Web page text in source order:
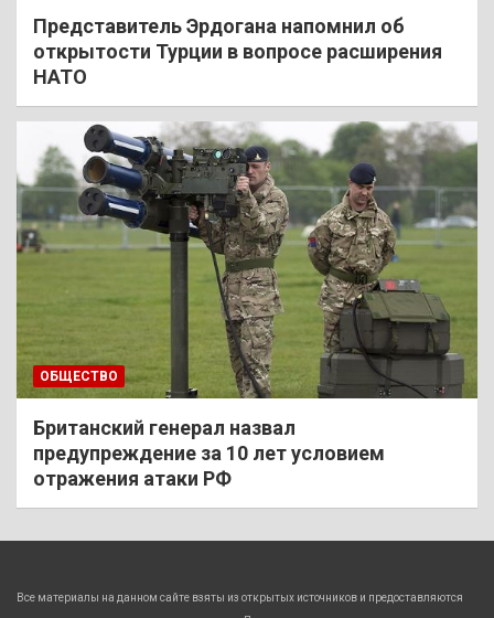
Представитель Эрдогана напомнил об
открытости Турции в вопросе расширения
НАТО
ОБЩЕСТВО
Британский генерал назвал
предупреждение за 10 лет условием
отражения атаки РФ
Все материалы на данном сайте взяты из открытых источников и предоставляются